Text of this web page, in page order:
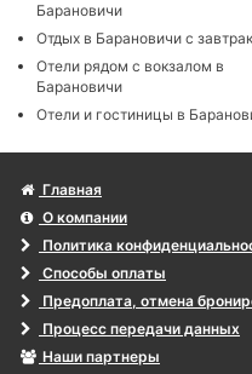
Барановичи
Отдых в Барановичи с
Отели рядом с вокзалом в
Барановичи
Отели и гостиницы в
Главная
О компании
Политика
Способы оплаты
Предоплата, отмена
Процесс передачи данных
Наши партнеры